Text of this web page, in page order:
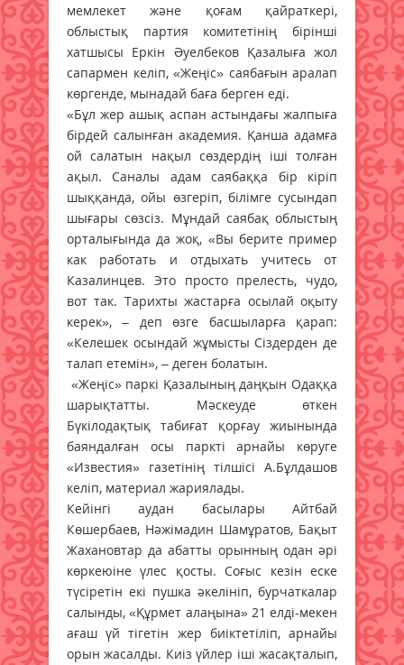
мемлекет және қоғам қайраткері,
облыстық партия комитетінің бірінші
хатшысы Еркін Әуелбеков Қазалыға жол
сапармен келіп, «Жеңіс» саябағын аралап
көргенде, мынадай баға берген еді.
«Бұл жер ашық аспан астындағы жалпыға
бірдей салынған академия. Қанша адамға
ой салатын нақыл сөздердің іші толған
ақыл. Саналы адам саябаққа бір кіріп
шыққанда, ойы өзгеріп, білімге сусындап
шығары сөзсіз. Мұндай саябақ облыстың
орталығында да жоқ, «Вы берите пример
как работать и отдыхать учитесь от
Казалинцев. Это просто прелесть, чудо,
вот так. Тарихты жастарға осылай оқыту
керек», – деп өзге басшыларға қарап:
«Келешек осындай жұмысты Сіздерден де
талап етемін», – деген болатын.
«Жеңіс» паркі Қазалының даңқын Одаққа
шарықтатты. Мәскеуде өткен
Бүкілодақтық табиғат қорғау жиынында
баяндалған осы паркті арнайы көруге
«Известия» газетінің тілшісі А.Бұлдашов
келіп, материал жариялады.
Кейінгі аудан басылары Айтбай
Көшербаев, Нәжімадин Шамұратов, Бақыт
Жахановтар да абатты орынның одан әрі
көркеюіне үлес қосты. Соғыс кезін еске
түсіретін екі пушка әкелініп, бурчаткалар
салынды, «Құрмет алаңына» 21 елді-мекен
ағаш үй тігетін жер биіктетіліп, арнайы
орын жасалды. Киіз үйлер іші жасақталып,